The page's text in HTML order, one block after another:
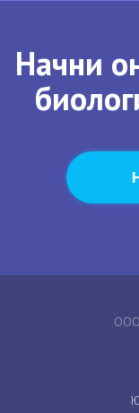
Начни
ООО